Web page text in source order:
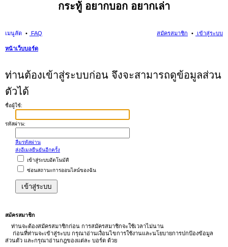
กระทู้ อยากบอก อยากเล่า
เมนูลัด FAQ เข้าสู่ระบบ
สมัครสมาชิก
หน้าเว็บบอร์ด
า
ท่านต้องเข้าสู่ระบบก่อน จึงจะสามารถดูข้อมูลส่วน
ตัวได้
ชื่อผู้ใช้:
รหัสผ่าน:
ลืมรหัสผ่าน
ส่งอีเมลยืนยันอีกครั้ง
เข้าสู่ระบบอัตโนมัติ
ซ่อนสถานะการออนไลน์ของฉัน
สมัครสมาชิก
ท่านจะต้องสมัครสมาชิกก่อน การสมัครสมาชิกจะใช้เวลาไม่นาน
ก่อนที่ท่านจะเข้าสู่ระบบ กรุณาอ่านเงื่อนไขการใช้งานและนโยบายการปกป้องข้อมูล
ส่วนตัว และกรุณาอ่านกฎของแต่ละ บอร์ด ด้วย